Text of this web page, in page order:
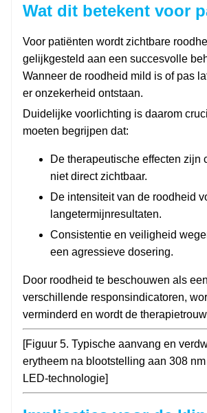
Wat dit betekent voor
Voor patiënten wordt zichtbare
gelijkgesteld aan een succesvolle
Wanneer de roodheid mild is of pas
er onzekerheid ontstaan.
Duidelijke voorlichting is daarom
moeten begrijpen dat:
De therapeutische effecten zijn
niet direct zichtbaar.
De intensiteit van de roodheid
langetermijnresultaten.
Consistentie en veiligheid
een agressieve dosering.
Door roodheid te beschouwen als
verschillende responsindicatoren,
verminderd en wordt de
[Figuur 5. Typische aanvang en
erytheem na blootstelling aan 308
LED-technologie]